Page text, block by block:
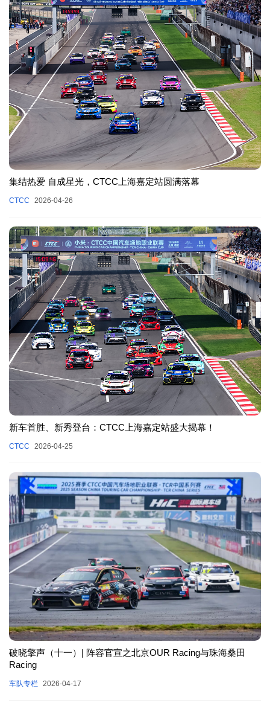
集结热爱 自成星光，CTCC上海嘉定站圆满落幕
CTCC 2026-04-26
新车首胜、新秀登台：CTCC上海嘉定站盛大揭幕！
CTCC 2026-04-25
破晓擎声（十一）| 阵容官宣之北京OUR Racing与珠海桑田
Racing
车队专栏 2026-04-17